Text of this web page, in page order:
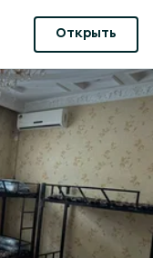
Открыть